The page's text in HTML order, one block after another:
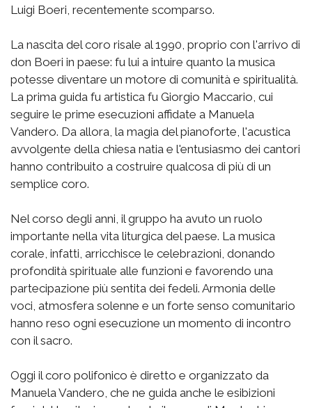
Luigi Boeri, recentemente scomparso.
La nascita del coro risale al 1990, proprio con l'arrivo di
don Boeri in paese: fu lui a intuire quanto la musica
potesse diventare un motore di comunità e spiritualità.
La prima guida fu artistica fu Giorgio Maccario, cui
seguire le prime esecuzioni affidate a Manuela
Vandero. Da allora, la magia del pianoforte, l'acustica
avvolgente della chiesa natia e l'entusiasmo dei cantori
hanno contribuito a costruire qualcosa di più di un
semplice coro.
Nel corso degli anni, il gruppo ha avuto un ruolo
importante nella vita liturgica del paese. La musica
corale, infatti, arricchisce le celebrazioni, donando
profondità spirituale alle funzioni e favorendo una
partecipazione più sentita dei fedeli. Armonia delle
voci, atmosfera solenne e un forte senso comunitario
hanno reso ogni esecuzione un momento di incontro
con il sacro.
Oggi il coro polifonico è diretto e organizzato da
Manuela Vandero, che ne guida anche le esibizioni